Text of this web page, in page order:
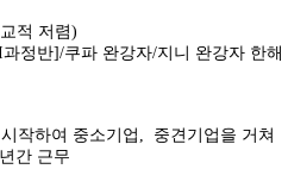
적 저렴)
정반]/쿠파 완강자/지니 완강자 한해
작하여 중소기업, 중견기업을 거쳐
간 근무